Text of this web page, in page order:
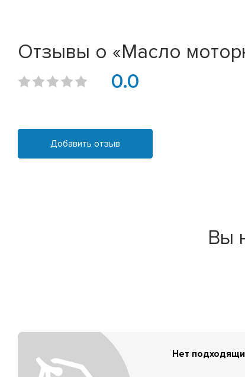
Отзывы о «Масло
0.0
Добавить отзыв
Вы
Нет